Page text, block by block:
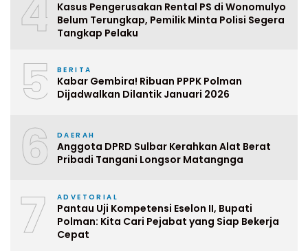
4
Kasus Pengerusakan Rental PS di Wonomulyo
Belum Terungkap, Pemilik Minta Polisi Segera
Tangkap Pelaku
5 BERITA
Kabar Gembira! Ribuan PPPK Polman
Dijadwalkan Dilantik Januari 2026
6 DAERAH
Anggota DPRD Sulbar Kerahkan Alat Berat
Pribadi Tangani Longsor Matangnga
7 ADVETORIAL
Pantau Uji Kompetensi Eselon II, Bupati
Polman: Kita Cari Pejabat yang Siap Bekerja
Cepat